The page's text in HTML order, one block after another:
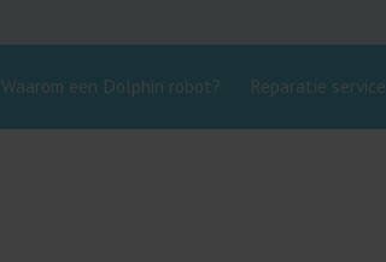
Waarom een Dolphin robot? Reparatie service